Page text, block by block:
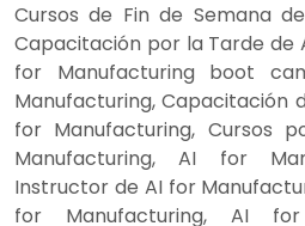
Cursos de Fin de Semana
Capacitación por la Tarde de
for Manufacturing boot
Manufacturing, Capacitación
for Manufacturing, Cursos
Manufacturing, AI for
Instructor de AI for
for Manufacturing, AI